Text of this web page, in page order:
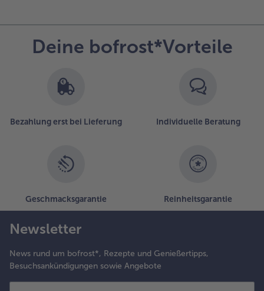
Deine bofrost*Vorteile
Bezahlung erst bei Lieferung Individuelle Beratung
Geschmacksgarantie Reinheitsgarantie
Newsletter
News rund um bofrost*, Rezepte und Genießertipps,
Besuchsankündigungen sowie Angebote